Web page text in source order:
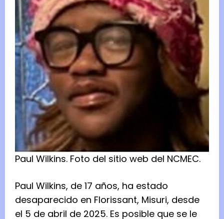
Paul Wilkins. Foto del sitio web del NCMEC.
Paul Wilkins, de 17 años, ha estado
desaparecido en Florissant, Misuri, desde
el 5 de abril de 2025. Es posible que se le